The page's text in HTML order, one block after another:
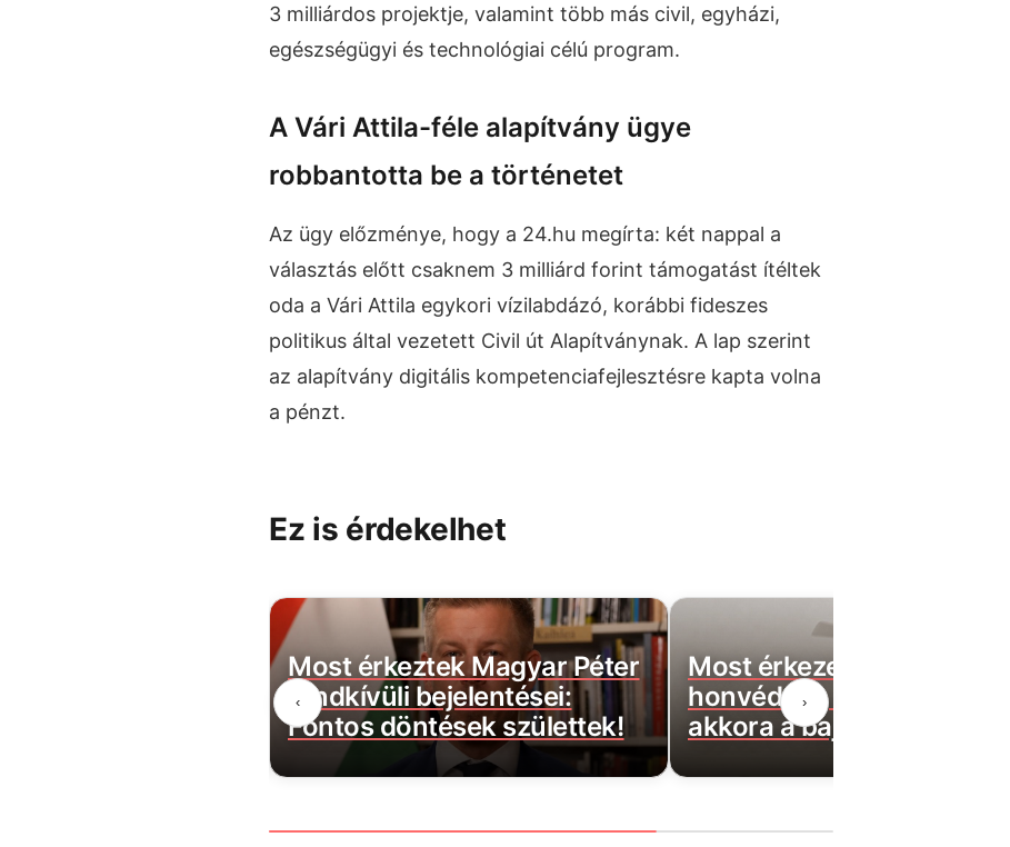
3 milliárdos projektje, valamint több más civil, egyházi,
egészségügyi és technológiai célú program.
A Vári Attila-féle alapítvány ügye
robbantotta be a történetet
Az ügy előzménye, hogy a 24.hu megírta: két nappal a
választás előtt csaknem 3 milliárd forint támogatást ítéltek
oda a Vári Attila egykori vízilabdázó, korábbi fideszes
politikus által vezetett Civil út Alapítványnak. A lap szerint
az alapítvány digitális kompetenciafejlesztésre kapta volna
a pénzt.
Ez is érdekelhet
‹
Most érkeztek Magyar Péter
rendkívüli bejelentései:
Fontos döntések születtek!
Most érkezett: Felszálltak a
honvédség helikopterei,
akkora a baj
›